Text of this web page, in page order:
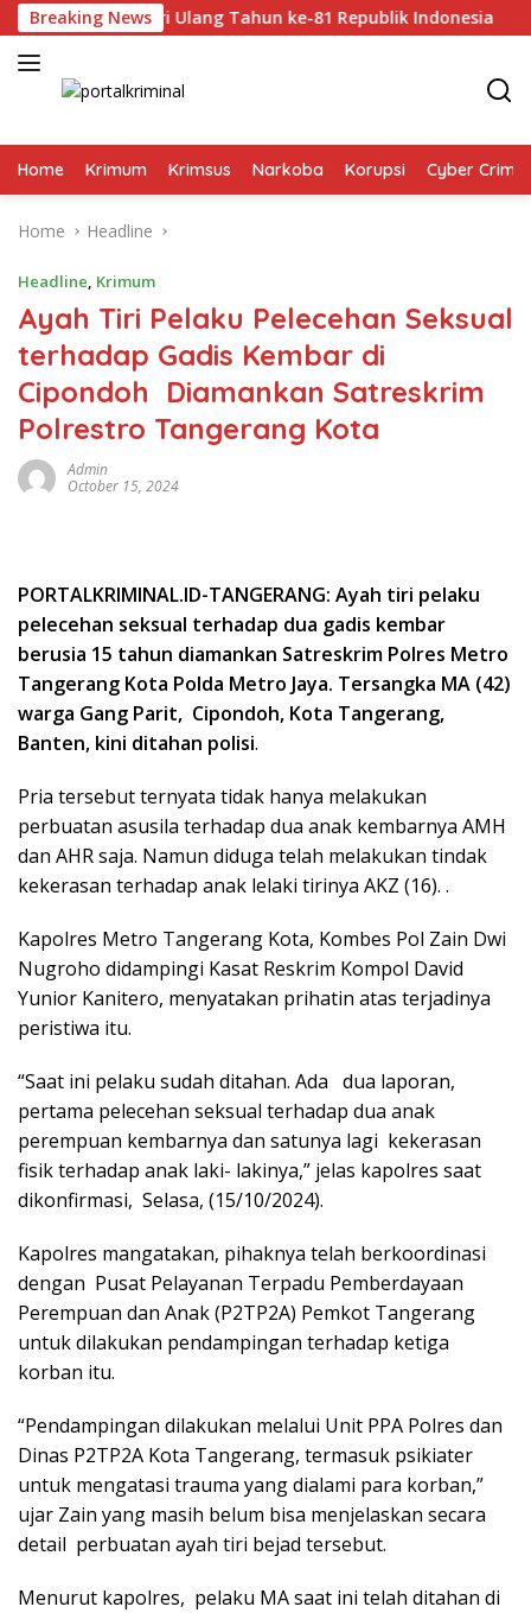
Skip
to
content
Breaking News
Sambut Hari Ulang Tahun ke-81 Republik Indonesia
Home Krimum Krimsus Narkoba Korupsi Cyber Crime
Home Headline
Headline, Krimum
Ayah Tiri Pelaku Pelecehan Seksual
terhadap Gadis Kembar di
Cipondoh Diamankan Satreskrim
Polrestro Tangerang Kota
Admin
October 15, 2024
PORTALKRIMINAL.ID-TANGERANG: Ayah tiri pelaku
pelecehan seksual terhadap dua gadis kembar
berusia 15 tahun diamankan Satreskrim Polres Metro
Tangerang Kota Polda Metro Jaya. Tersangka MA (42)
warga Gang Parit, Cipondoh, Kota Tangerang,
Banten, kini ditahan polisi.
Pria tersebut ternyata tidak hanya melakukan
perbuatan asusila terhadap dua anak kembarnya AMH
dan AHR saja. Namun diduga telah melakukan tindak
kekerasan terhadap anak lelaki tirinya AKZ (16). .
Kapolres Metro Tangerang Kota, Kombes Pol Zain Dwi
Nugroho didampingi Kasat Reskrim Kompol David
Yunior Kanitero, menyatakan prihatin atas terjadinya
peristiwa itu.
“Saat ini pelaku sudah ditahan. Ada dua laporan,
pertama pelecehan seksual terhadap dua anak
perempuan kembarnya dan satunya lagi kekerasan
fisik terhadap anak laki- lakinya,” jelas kapolres saat
dikonfirmasi, Selasa, (15/10/2024).
Kapolres mangatakan, pihaknya telah berkoordinasi
dengan Pusat Pelayanan Terpadu Pemberdayaan
Perempuan dan Anak (P2TP2A) Pemkot Tangerang
untuk dilakukan pendampingan terhadap ketiga
korban itu.
“Pendampingan dilakukan melalui Unit PPA Polres dan
Dinas P2TP2A Kota Tangerang, termasuk psikiater
untuk mengatasi trauma yang dialami para korban,”
ujar Zain yang masih belum bisa menjelaskan secara
detail perbuatan ayah tiri bejad tersebut.
Menurut kapolres, pelaku MA saat ini telah ditahan di